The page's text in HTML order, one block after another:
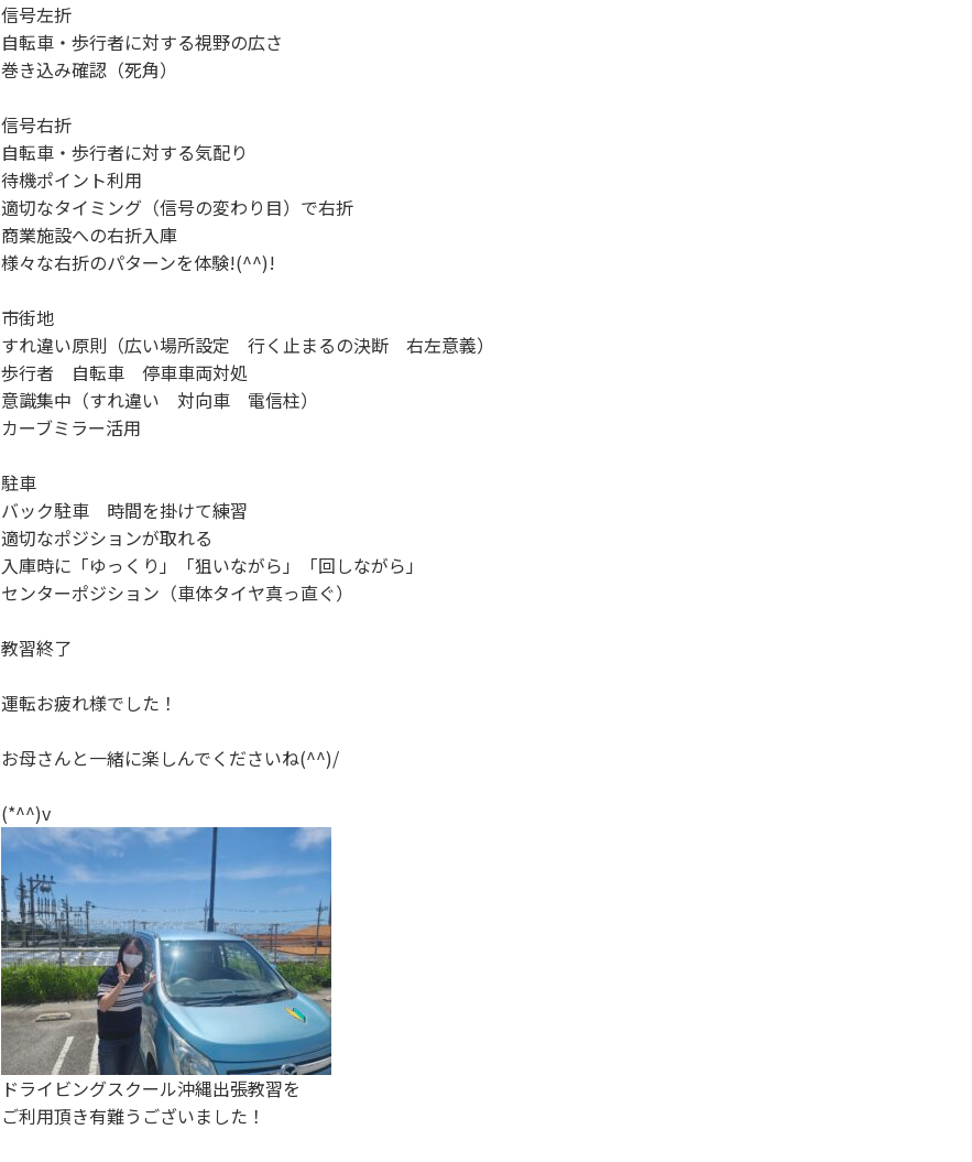
信号左折
自転車・歩行者に対する視野の広さ
巻き込み確認（死角）
信号右折
自転車・歩行者に対する気配り
待機ポイント利用
適切なタイミング（信号の変わり目）で右折
商業施設への右折入庫
様々な右折のパターンを体験!(^^)!
市街地
すれ違い原則（広い場所設定 行く止まるの決断 右左意義）
歩行者 自転車 停車車両対処
意識集中（すれ違い 対向車 電信柱）
カーブミラー活用
駐車
バック駐車 時間を掛けて練習
適切なポジションが取れる
入庫時に「ゆっくり」「狙いながら」「回しながら」
センターポジション（車体タイヤ真っ直ぐ）
教習終了
運転お疲れ様でした！
お母さんと一緒に楽しんでくださいね(^^)/
(*^^)v
ドライビングスクール沖縄出張教習を
ご利用頂き有難うございました！